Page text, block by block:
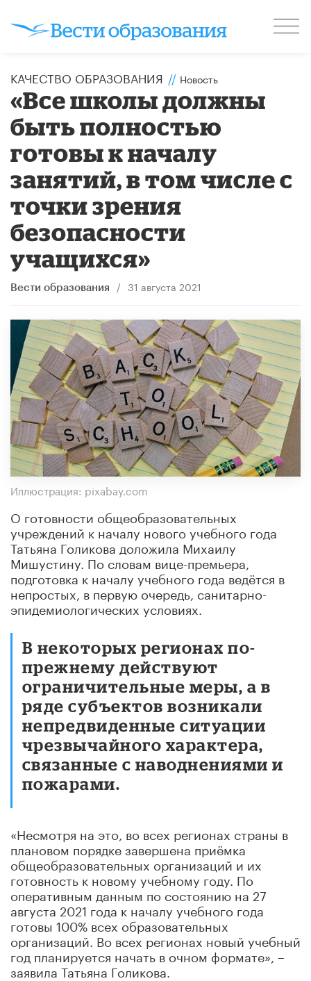
КАЧЕСТВО ОБРАЗОВАНИЯ // Новость
«Все школы должны
быть полностью
готовы к началу
занятий, в том числе с
точки зрения
безопасности
учащихся»
Вести образования / 31 августа 2021
Иллюстрация: pixabay.com
О готовности общеобразовательных
учреждений к началу нового учебного года
Татьяна Голикова доложила Михаилу
Мишустину. По словам вице-премьера,
подготовка к началу учебного года ведётся в
непростых, в первую очередь, санитарно-
эпидемиологических условиях.
В некоторых регионах по-
прежнему действуют
ограничительные меры, а в
ряде субъектов возникали
непредвиденные ситуации
чрезвычайного характера,
связанные с наводнениями и
пожарами.
«Несмотря на это, во всех регионах страны в
плановом порядке завершена приёмка
общеобразовательных организаций и их
готовность к новому учебному году. По
оперативным данным по состоянию на 27
августа 2021 года к началу учебного года
готовы 100% всех образовательных
организаций. Во всех регионах новый учебный
год планируется начать в очном формате», –
заявила Татьяна Голикова.